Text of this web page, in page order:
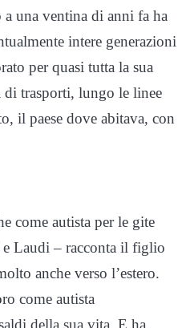
una ventina di anni fa ha
intere generazioni
per quasi tutta la sua
di trasporti, lungo le linee
il paese dove abitava, con
come autista per le gite
Laudi – racconta il figlio
anche verso l’estero.
come autista